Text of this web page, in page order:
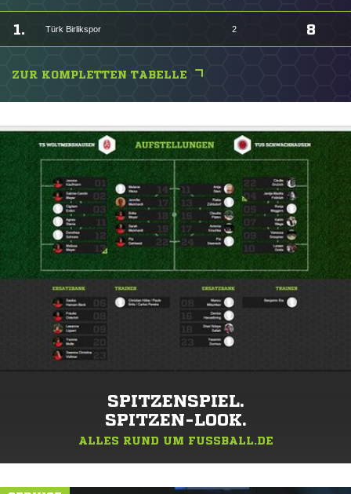
1. Türk Birlikspor 2 8
ZUR KOMPLETTEN TABELLE
SPITZENSPIEL.
SPITZEN-LOOK.
ALLES RUND UM FUSSBALL.DE